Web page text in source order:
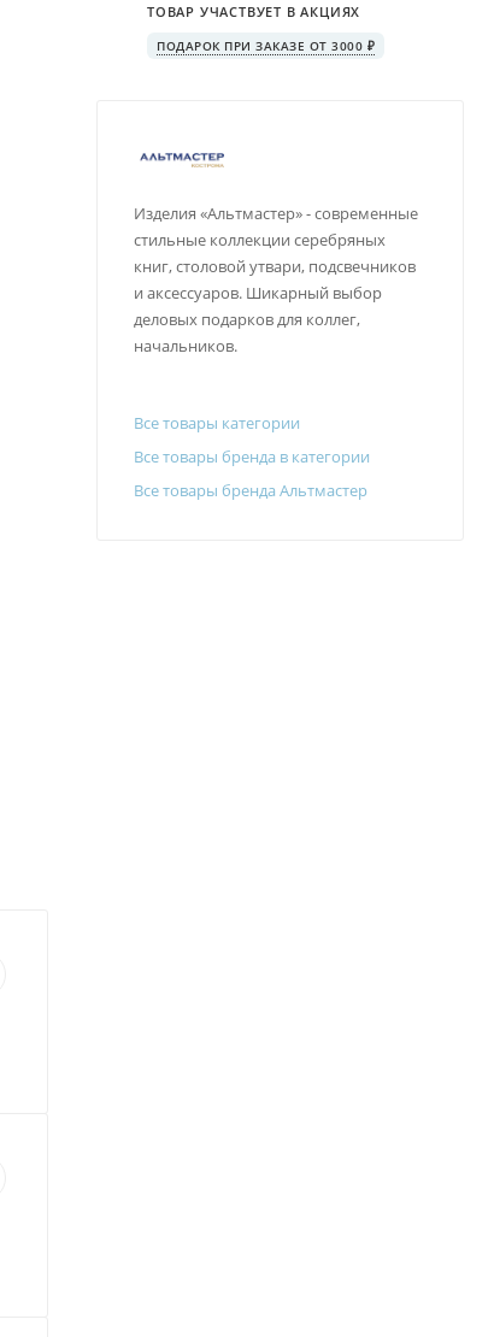
ТОВАР УЧАСТВУЕТ В АКЦИЯХ
ПОДАРОК ПРИ ЗАКАЗЕ ОТ 3000 ₽
Изделия «Альтмастер» - современные
стильные коллекции серебряных
книг, столовой утвари, подсвечников
и аксессуаров. Шикарный выбор
деловых подарков для коллег,
начальников.
Все товары категории
Все товары бренда в категории
Все товары бренда Альтмастер